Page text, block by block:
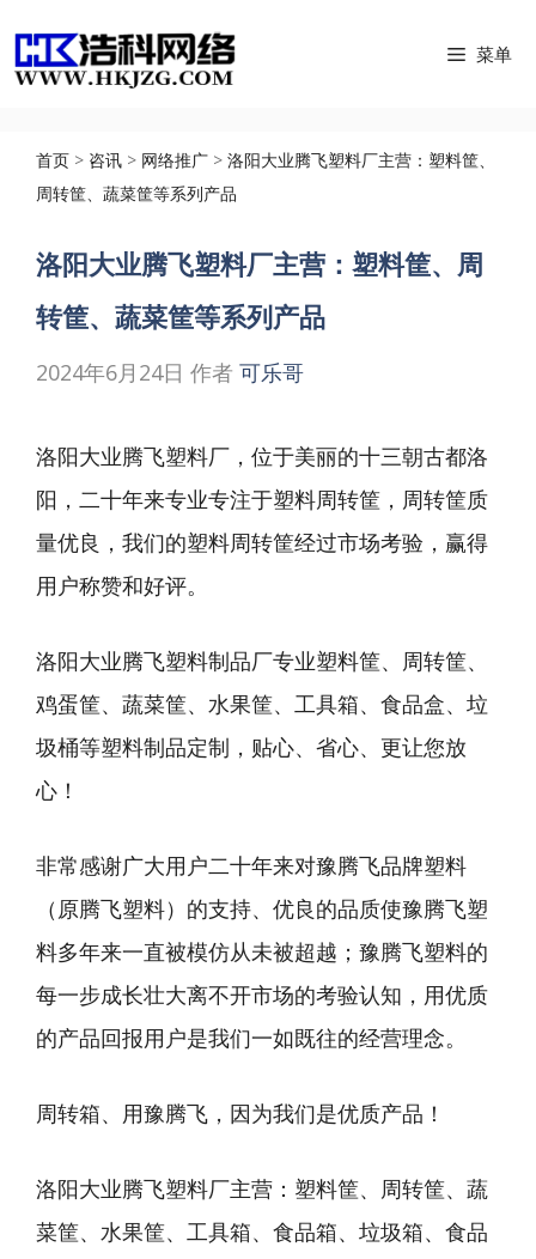
至
菜单
首页 > 咨讯 > 网络推广 > 洛阳大业腾飞塑料厂主营：塑料筐、
周转筐、蔬菜筐等系列产品
洛阳大业腾飞塑料厂主营：塑料筐、周
转筐、蔬菜筐等系列产品
2024年6月24日 作者 可乐哥
洛阳大业腾飞塑料厂，位于美丽的十三朝古都洛
阳，二十年来专业专注于塑料周转筐，周转筐质
量优良，我们的塑料周转筐经过市场考验，赢得
用户称赞和好评。
洛阳大业腾飞塑料制品厂专业塑料筐、周转筐、
鸡蛋筐、蔬菜筐、水果筐、工具箱、食品盒、垃
圾桶等塑料制品定制，贴心、省心、更让您放
心！
非常感谢广大用户二十年来对豫腾飞品牌塑料
（原腾飞塑料）的支持、优良的品质使豫腾飞塑
料多年来一直被模仿从未被超越；豫腾飞塑料的
每一步成长壮大离不开市场的考验认知，用优质
的产品回报用户是我们一如既往的经营理念。
周转箱、用豫腾飞，因为我们是优质产品！
洛阳大业腾飞塑料厂主营：塑料筐、周转筐、蔬
菜筐、水果筐、工具箱、食品箱、垃圾箱、食品